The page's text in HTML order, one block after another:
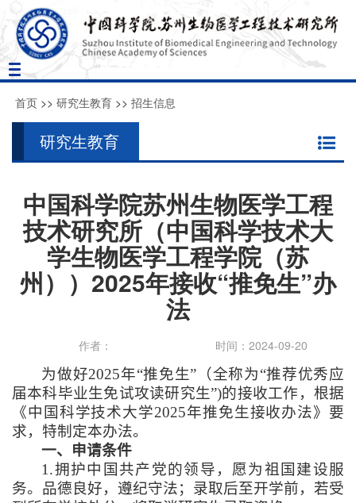
Toggle
navigation
首页 >> 研究生教育 >> 招生信息
研究生教育
中国科学院苏州生物医学工程
技术研究所（中国科学技术大
学生物医学工程学院（苏
州））2025年接收“推免生”办
法
作者： 时间：2024-09-20
为做好2025年“推免生”（全称为“推荐优秀应
届本科毕业生免试攻读研究生”)的接收工作，根据
《中国科学技术大学2025年推免生接收办法》要
求，特制定本办法。
一、申请条件
1.拥护中国共产党的领导，愿为祖国建设服
务。品德良好，遵纪守法；录取后至开学前，若受